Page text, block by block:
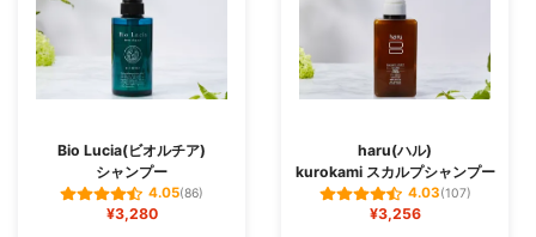
Bio Lucia(ビオルチア)
シャンプー
4.05(86)
¥3,280
haru(ハル)
kurokami スカルプシャンプー
4.03(107)
¥3,256